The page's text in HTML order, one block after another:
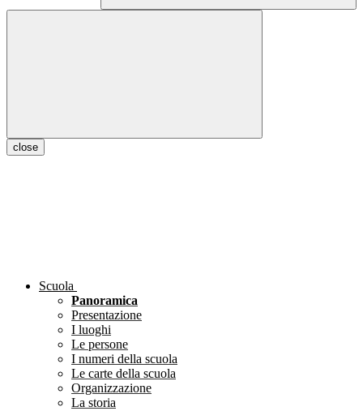
close
Scuola
Panoramica
Presentazione
I luoghi
Le persone
I numeri della scuola
Le carte della scuola
Organizzazione
La storia